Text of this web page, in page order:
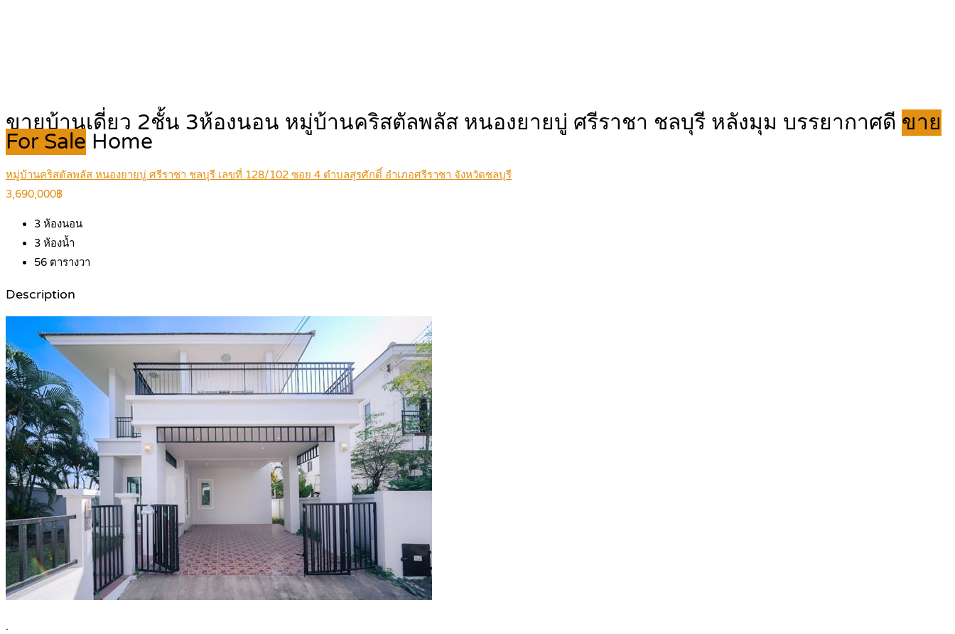
ขายบ้านเดี่ยว 2ชั้น 3ห้องนอน หมู่บ้านคริสตัลพลัส หนองยายบู่ ศรีราชา ชลบุรี หลังมุม บรรยากาศดี ขาย
For Sale Home
หมู่บ้านคริสตัลพลัส หนองยายบู่ ศรีราชา ชลบุรี เลขที่ 128/102 ซอย 4 ตำบลสุรศักดิ์ อำเภอศรีราชา จังหวัดชลบุรี
3,690,000฿
3 ห้องนอน
3 ห้องน้ำ
56 ตารางวา
Description
.